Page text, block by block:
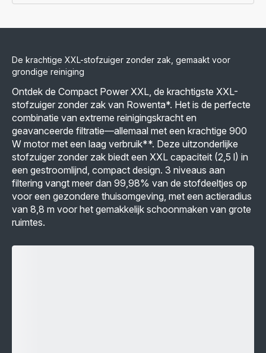
De krachtige XXL-stofzuiger zonder zak, gemaakt voor
grondige reiniging
Ontdek de Compact Power XXL, de krachtigste XXL-
stofzuiger zonder zak van Rowenta*. Het is de perfecte
combinatie van extreme reinigingskracht en
geavanceerde filtratie—allemaal met een krachtige 900
W motor met een laag verbruik**. Deze uitzonderlijke
stofzuiger zonder zak biedt een XXL capaciteit (2,5 l) in
een gestroomlijnd, compact design. 3 niveaus aan
filtering vangt meer dan 99,98% van de stofdeeltjes op
voor een gezondere thuisomgeving, met een actieradius
van 8,8 m voor het gemakkelijk schoonmaken van grote
ruimtes.